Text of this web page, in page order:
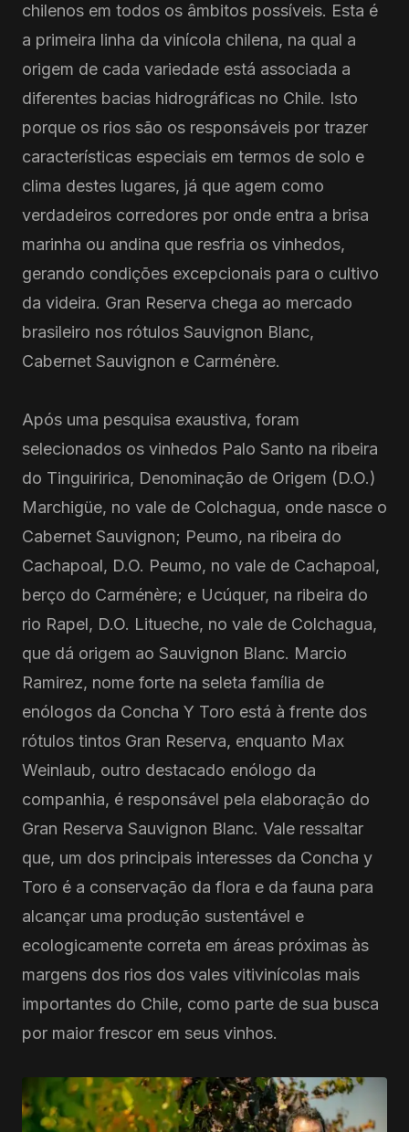
chilenos em todos os âmbitos possíveis. Esta é
a primeira linha da vinícola chilena, na qual a
origem de cada variedade está associada a
diferentes bacias hidrográficas no Chile. Isto
porque os rios são os responsáveis por trazer
características especiais em termos de solo e
clima destes lugares, já que agem como
verdadeiros corredores por onde entra a brisa
marinha ou andina que resfria os vinhedos,
gerando condições excepcionais para o cultivo
da videira. Gran Reserva chega ao mercado
brasileiro nos rótulos Sauvignon Blanc,
Cabernet Sauvignon e Carménère.
Após uma pesquisa exaustiva, foram
selecionados os vinhedos Palo Santo na ribeira
do Tinguiririca, Denominação de Origem (D.O.)
Marchigüe, no vale de Colchagua, onde nasce o
Cabernet Sauvignon; Peumo, na ribeira do
Cachapoal, D.O. Peumo, no vale de Cachapoal,
berço do Carménère; e Ucúquer, na ribeira do
rio Rapel, D.O. Litueche, no vale de Colchagua,
que dá origem ao Sauvignon Blanc. Marcio
Ramirez, nome forte na seleta família de
enólogos da Concha Y Toro está à frente dos
rótulos tintos Gran Reserva, enquanto Max
Weinlaub, outro destacado enólogo da
companhia, é responsável pela elaboração do
Gran Reserva Sauvignon Blanc. Vale ressaltar
que, um dos principais interesses da Concha y
Toro é a conservação da flora e da fauna para
alcançar uma produção sustentável e
ecologicamente correta em áreas próximas às
margens dos rios dos vales vitivinícolas mais
importantes do Chile, como parte de sua busca
por maior frescor em seus vinhos.